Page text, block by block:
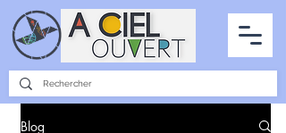
PARTENARIATS
INTERVIEWS LA PHOTO DU CIEL TOUS LES ARTICLES
Blog